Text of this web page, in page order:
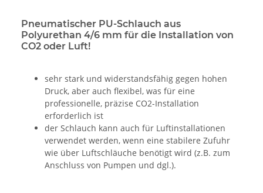
Pneumatischer PU-Schlauch aus
Polyurethan 4/6 mm für die Installation von
CO2 oder Luft!
sehr stark und widerstandsfähig gegen hohen
Druck, aber auch flexibel, was für eine
professionelle, präzise CO2-Installation
erforderlich ist
der Schlauch kann auch für Luftinstallationen
verwendet werden, wenn eine stabilere Zufuhr
wie über Luftschläuche benötigt wird (z.B. zum
Anschluss von Pumpen und dgl.).